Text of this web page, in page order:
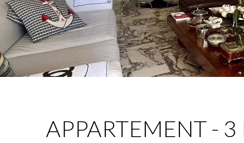
APPARTEMENT -